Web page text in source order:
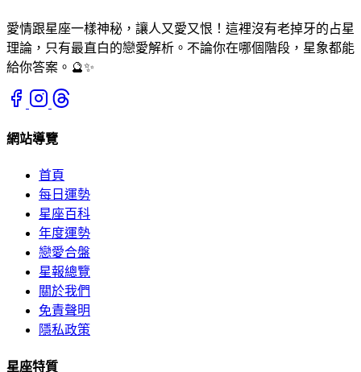
愛情跟星座一樣神秘，讓人又愛又恨！這裡沒有老掉牙的占星
理論，只有最直白的戀愛解析。不論你在哪個階段，星象都能
給你答案。🔮✨
網站導覽
首頁
每日運勢
星座百科
年度運勢
戀愛合盤
星報總覽
關於我們
免責聲明
隱私政策
星座特質